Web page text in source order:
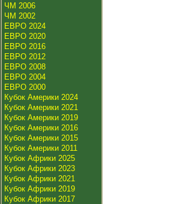
ЧМ 2006
ЧМ 2002
ЕВРО 2024
ЕВРО 2020
ЕВРО 2016
ЕВРО 2012
ЕВРО 2008
ЕВРО 2004
ЕВРО 2000
Кубок Америки 2024
Кубок Америки 2021
Кубок Америки 2019
Кубок Америки 2016
Кубок Америки 2015
Кубок Америки 2011
Кубок Африки 2025
Кубок Африки 2023
Кубок Африки 2021
Кубок Африки 2019
Кубок Африки 2017